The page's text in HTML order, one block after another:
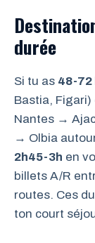
durée
Si tu as 48-72
Bastia, Figari)
Nantes →
→ Olbia
2h45-3h en
billets A/R
routes. Ces
ton court